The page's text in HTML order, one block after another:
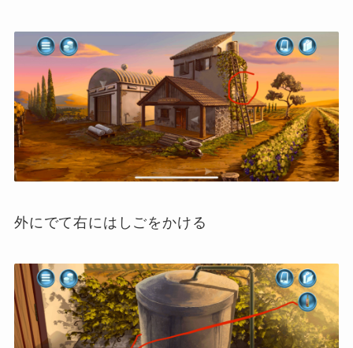
外にでて右にはしごをかける